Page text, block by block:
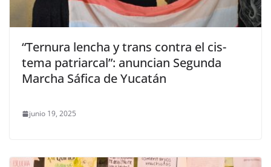
“Ternura lencha y trans contra el cis-
tema patriarcal”: anuncian Segunda
Marcha Sáfica de Yucatán
junio 19, 2025